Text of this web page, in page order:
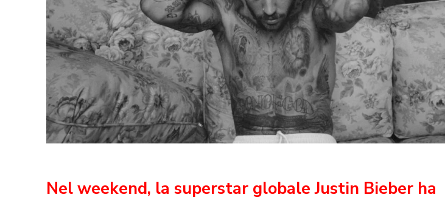
Nel weekend, la superstar globale Justin Bieber ha